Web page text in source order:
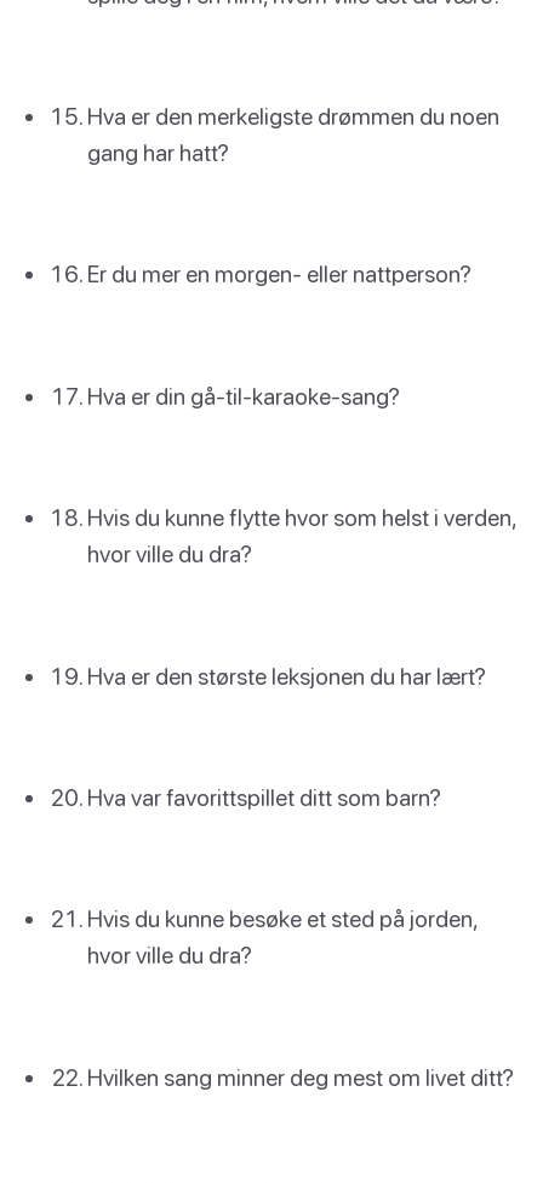
Hva er den merkeligste drømmen du noen
gang har hatt?
Er du mer en morgen- eller nattperson?
Hva er din gå-til-karaoke-sang?
Hvis du kunne flytte hvor som helst i verden,
hvor ville du dra?
Hva er den største leksjonen du har lært?
Hva var favorittspillet ditt som barn?
Hvis du kunne besøke et sted på jorden,
hvor ville du dra?
Hvilken sang minner deg mest om livet ditt?